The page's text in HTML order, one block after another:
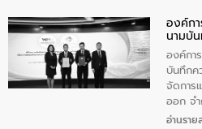
ชุมชนแ
นักเรีย
เทศบา
คน
องค์ก
นามบั
บริษัท
ภาคต
ท์ วอเ
องค์กา
บันทึกค
จัดการ
ออก จ
เมื่อวัน
อ่านราย